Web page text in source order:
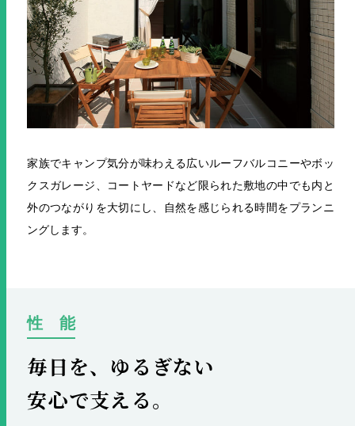
家族でキャンプ気分が味わえる広いルーフバルコニーやボッ
クスガレージ、コートヤードなど限られた敷地の中でも内と
外のつながりを大切にし、自然を感じられる時間をプランニ
ングします。
性 能
毎日を、ゆるぎない
安心で支える。